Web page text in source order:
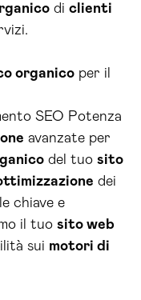
di clienti
organico per il
SEO Potenza
avanzate per
del tuo sito
dei
chiave e
il tuo sito web
sui motori di